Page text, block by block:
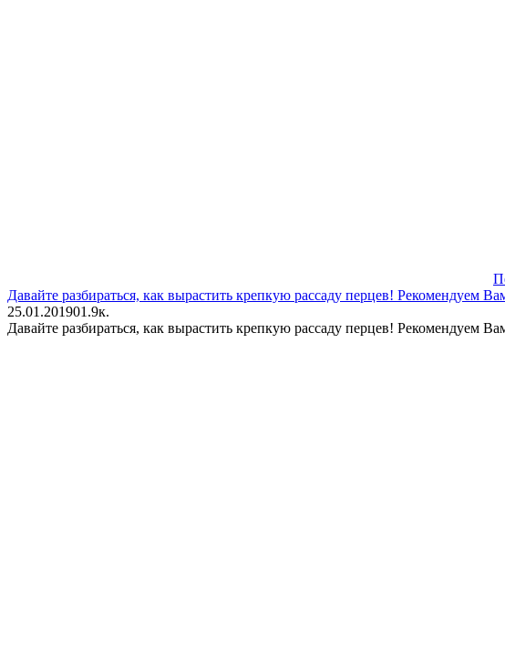
Давайте разбираться, как вырастить крепкую рассаду перцев! Рекомендуем
25.01.201901.9к.
Давайте разбираться, как вырастить крепкую рассаду перцев! Рекомендуем